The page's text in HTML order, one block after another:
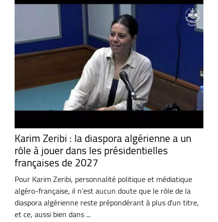
Karim Zeribi : la diaspora algérienne a un
rôle à jouer dans les présidentielles
françaises de 2027
Pour Karim Zeribi, personnalité politique et médiatique
algéro-française, il n’est aucun doute que le rôle de la
diaspora algérienne reste prépondérant à plus d’un titre,
et ce, aussi bien dans ...